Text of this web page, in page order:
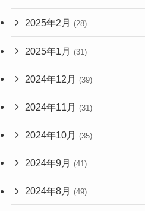
2025年2月 (28)
2025年1月 (31)
2024年12月 (39)
2024年11月 (31)
2024年10月 (35)
2024年9月 (41)
2024年8月 (49)